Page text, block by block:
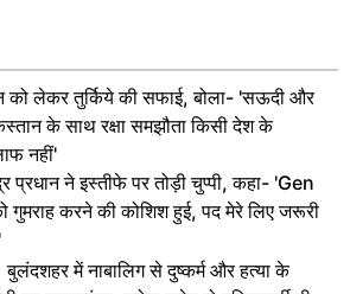
को लेकर तुर्किये की सफाई, बोला- 'सऊदी और
के साथ रक्षा समझौता किसी देश के
नहीं'
प्रधान ने इस्तीफे पर तोड़ी चुप्पी, कहा- 'Gen
गुमराह करने की कोशिश हुई, पद मेरे लिए जरूरी
बुलंदशहर में नाबालिग से दुष्कर्म और हत्या के